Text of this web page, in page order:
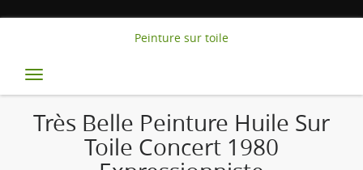
Peinture sur toile
Toggle
navigation
Très Belle Peinture Huile Sur
Toile Concert 1980